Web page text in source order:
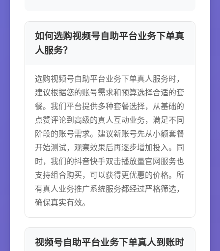
如何选购视频号自助平台业务下单真
人服务？
选购视频号自助平台业务下单真人服务时，
建议根据您的账号需求和预算选择合适的套
餐。我们平台提供多种套餐选择，从基础的
点赞评论到高级的真人互动业务，满足不同
阶段的账号需求。建议新账号先从小额套餐
开始测试，观察效果后再逐步增加投入。同
时，我们的抖音快手双击播放量官网服务也
支持组合购买，可以获得更优惠的价格。所
有真人业务推广系统服务都经过严格筛选，
确保真实有效。
视频号自助平台业务下单真人到账时